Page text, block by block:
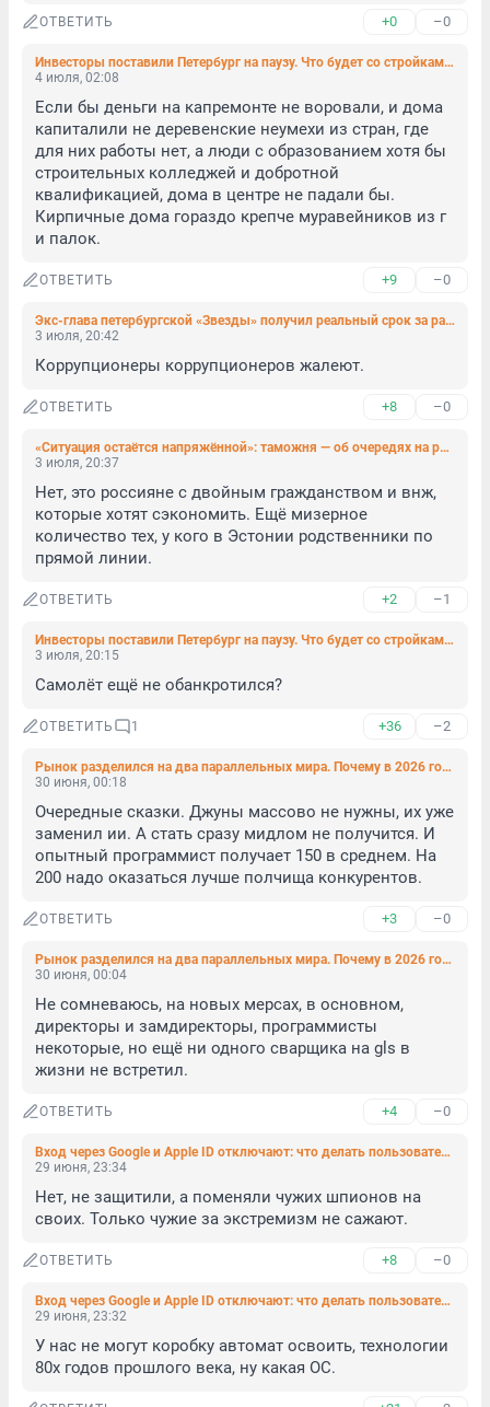
ОТВЕТИТЬ +0 –0
Инвесторы поставили Петербург на паузу. Что будет со стройками и реконструкцией
4 июля, 02:08
Если бы деньги на капремонте не воровали, и дома
капиталили не деревенские неумехи из стран, где
для них работы нет, а люди с образованием хотя бы
строительных колледжей и добротной
квалификацией, дома в центре не падали бы.
Кирпичные дома гораздо крепче муравейников из г
и палок.
ОТВЕТИТЬ +9 –0
Экс-глава петербургской «Звезды» получил реальный срок за растрату 124 миллионов, но остался на свободе
3 июля, 20:42
Коррупционеры коррупционеров жалеют.
ОТВЕТИТЬ +8 –0
«Ситуация остаётся напряжённой»: таможня — об очередях на российско-эстонском участке границы
3 июля, 20:37
Нет, это россияне с двойным гражданством и внж,
которые хотят сэкономить. Ещё мизерное
количество тех, у кого в Эстонии родственники по
прямой линии.
ОТВЕТИТЬ +2 –1
Инвесторы поставили Петербург на паузу. Что будет со стройками и реконструкцией
3 июля, 20:15
Самолёт ещё не обанкротился?
ОТВЕТИТЬ 1 +36 –2
Рынок разделился на два параллельных мира. Почему в 2026 году сложно найти работу, когда все говорят о кадровом голоде
30 июня, 00:18
Очередные сказки. Джуны массово не нужны, их уже
заменил ии. А стать сразу мидлом не получится. И
опытный программист получает 150 в среднем. На
200 надо оказаться лучше полчища конкурентов.
ОТВЕТИТЬ +3 –0
Рынок разделился на два параллельных мира. Почему в 2026 году сложно найти работу, когда все говорят о кадровом голоде
30 июня, 00:04
Не сомневаюсь, на новых мерсах, в основном,
директоры и замдиректоры, программисты
некоторые, но ещё ни одного сварщика на gls в
жизни не встретил.
ОТВЕТИТЬ +4 –0
Вход через Google и Apple ID отключают: что делать пользователям
29 июня, 23:34
Нет, не защитили, а поменяли чужих шпионов на
своих. Только чужие за экстремизм не сажают.
ОТВЕТИТЬ +8 –0
Вход через Google и Apple ID отключают: что делать пользователям
29 июня, 23:32
У нас не могут коробку автомат освоить, технологии
80х годов прошлого века, ну какая ОС.